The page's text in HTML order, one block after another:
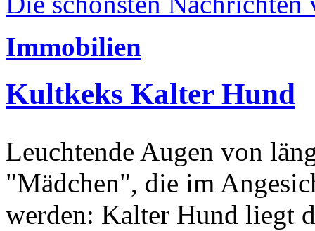
Immobilien
Kultkeks Kalter Hund
Leuchtende Augen von
"Mädchen", die im
werden: Kalter Hund liegt